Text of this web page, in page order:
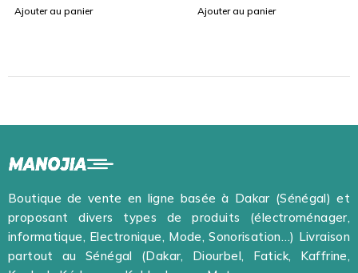
Ajouter au panier Ajouter au panier
Boutique de vente en ligne basée à Dakar (Sénégal) et
proposant divers types de produits (électroménager,
informatique, Electronique, Mode, Sonorisation…) Livraison
partout au Sénégal (Dakar, Diourbel, Fatick, Kaffrine,